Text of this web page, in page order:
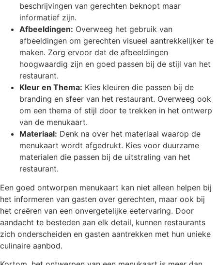
beschrijvingen van gerechten beknopt maar
informatief zijn.
Afbeeldingen: Overweeg het gebruik van
afbeeldingen om gerechten visueel aantrekkelijker te
maken. Zorg ervoor dat de afbeeldingen
hoogwaardig zijn en goed passen bij de stijl van het
restaurant.
Kleur en Thema: Kies kleuren die passen bij de
branding en sfeer van het restaurant. Overweeg ook
om een thema of stijl door te trekken in het ontwerp
van de menukaart.
Materiaal: Denk na over het materiaal waarop de
menukaart wordt afgedrukt. Kies voor duurzame
materialen die passen bij de uitstraling van het
restaurant.
Een goed ontworpen menukaart kan niet alleen helpen bij
het informeren van gasten over gerechten, maar ook bij
het creëren van een onvergetelijke eetervaring. Door
aandacht te besteden aan elk detail, kunnen restaurants
zich onderscheiden en gasten aantrekken met hun unieke
culinaire aanbod.